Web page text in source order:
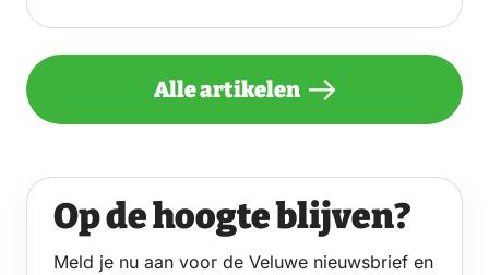
Alle artikelen
Op de hoogte blijven?
Meld je nu aan voor de Veluwe nieuwsbrief en